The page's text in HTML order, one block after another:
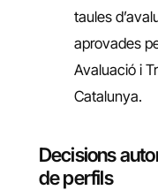
taules
aprovades
Avaluació i
Catalunya.
Decisions
de perfils